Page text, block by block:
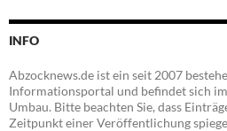
INFO
Abzocknews.de ist ein seit 2007
Informationsportal und befindet sich
Umbau. Bitte beachten Sie, dass
Zeitpunkt einer Veröffentlichung